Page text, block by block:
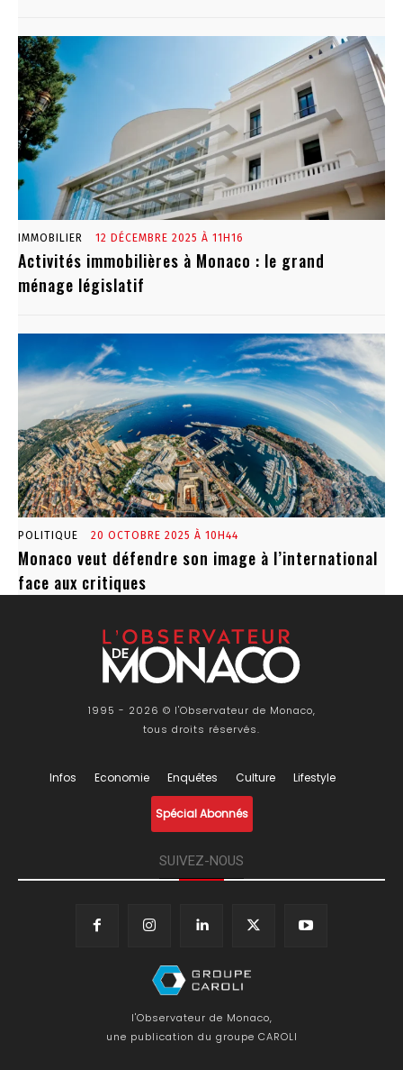
IMMOBILIER 12 DÉCEMBRE 2025 À 11H16
Activités immobilières à Monaco : le grand
ménage législatif
POLITIQUE 20 OCTOBRE 2025 À 10H44
Monaco veut défendre son image à l’international
face aux critiques
1995 - 2026 © l'Observateur de Monaco,
tous droits réservés.
Infos Economie Enquêtes Culture Lifestyle
Spécial Abonnés
SUIVEZ-NOUS
l'Observateur de Monaco,
une publication du groupe CAROLI